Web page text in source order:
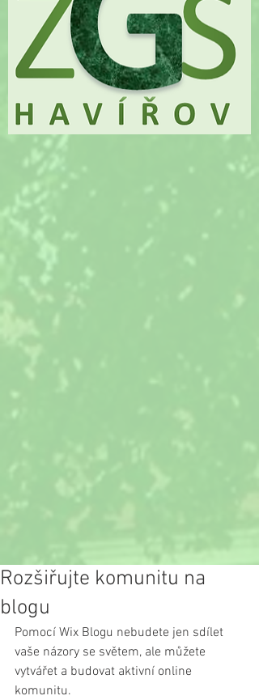
Rozšiřujte komunitu na
blogu
Pomocí Wix Blogu nebudete jen sdílet
vaše názory se světem, ale můžete
vytvářet a budovat aktivní online
komunitu.